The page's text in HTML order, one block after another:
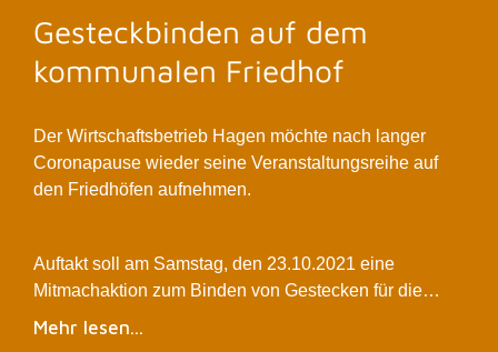
Gesteckbinden auf dem
kommunalen Friedhof
Der Wirtschaftsbetrieb Hagen möchte nach langer
Coronapause wieder seine Veranstaltungsreihe auf
den Friedhöfen aufnehmen.
Auftakt soll am Samstag, den 23.10.2021 eine
Mitmachaktion zum Binden von Gestecken für die…
Mehr lesen...